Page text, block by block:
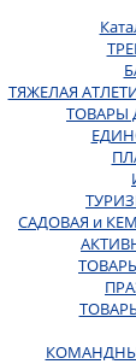
ТЯЖЕЛАЯ
ТОВАРЫ
САДОВАЯ и